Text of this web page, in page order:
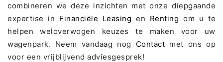
combineren we deze inzichten met onze diepgaande
expertise in Financiële Leasing en Renting om u te
helpen weloverwogen keuzes te maken voor uw
wagenpark. Neem vandaag nog Contact met ons op
voor een vrijblijvend adviesgesprek!